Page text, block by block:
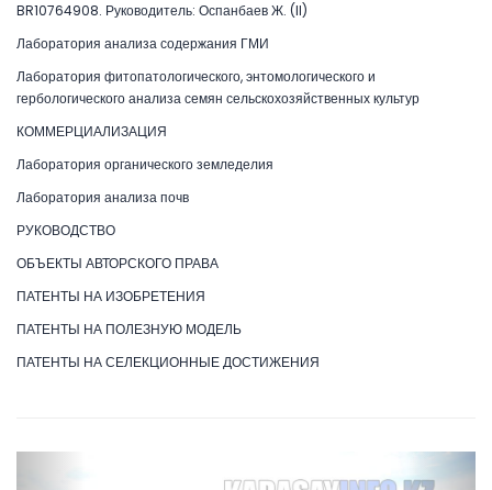
BR10764908. Руководитель: Оспанбаев Ж. (II)
Лаборатория анализа содержания ГМИ
Лаборатория фитопатологического, энтомологического и
гербологического анализа семян сельскохозяйственных культур
КОММЕРЦИАЛИЗАЦИЯ
Лаборатория органического земледелия
Лаборатория анализа почв
РУКОВОДСТВО
ОБЪЕКТЫ АВТОРСКОГО ПРАВА
ПАТЕНТЫ НА ИЗОБРЕТЕНИЯ
ПАТЕНТЫ НА ПОЛЕЗНУЮ МОДЕЛЬ
ПАТЕНТЫ НА СЕЛЕКЦИОННЫЕ ДОСТИЖЕНИЯ